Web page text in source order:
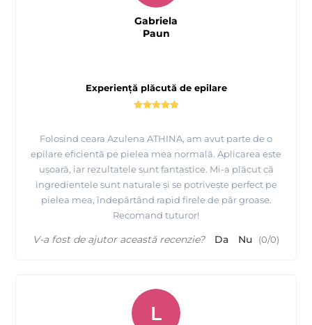
Experiență plăcută de epilare
Folosind ceara Azulena ATHINA, am avut parte de o
epilare eficientă pe pielea mea normală. Aplicarea este
ușoară, iar rezultatele sunt fantastice. Mi-a plăcut că
ingredientele sunt naturale și se potrivește perfect pe
pielea mea, îndepărtând rapid firele de păr groase.
Recomand tuturor!
Gabriela
Paun
V-a fost de ajutor această recenzie? Da Nu (0/0)
L